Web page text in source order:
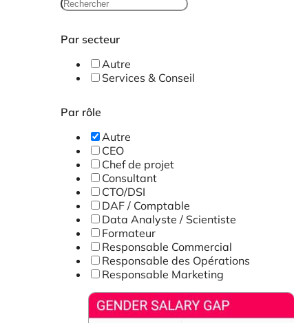
Par secteur
Autre
Services & Conseil
Par rôle
Autre
CEO
Chef de projet
Consultant
CTO/DSI
DAF / Comptable
Data Analyste / Scientiste
Formateur
Responsable Commercial
Responsable des Opérations
Responsable Marketing